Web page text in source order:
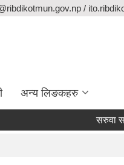
/
अन्य लिङकहरु
सरुवा सहमति